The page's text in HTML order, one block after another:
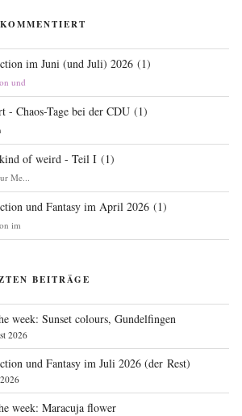
im Juni (und Juli) 2026 (1)
und
- Chaos-Tage bei der CDU (1)
of weird - Teil I (1)
Me...
und Fantasy im April 2026 (1)
im
BEITRÄGE
week: Sunset colours, Gundelfingen
2026
und Fantasy im Juli 2026 (der Rest)
week: Maracuja flower